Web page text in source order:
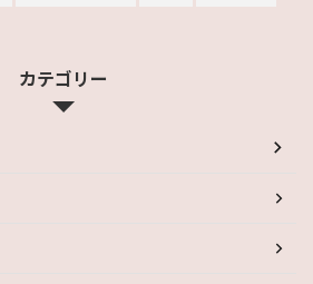
カテゴリー